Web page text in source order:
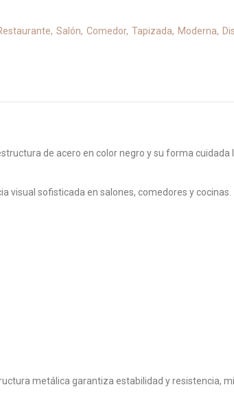
Salón Comedor Tapizada Moderna
de acero en color negro y su forma cuidada
visual sofisticada en salones, comedores y cocinas.
metálica garantiza estabilidad y resistencia,